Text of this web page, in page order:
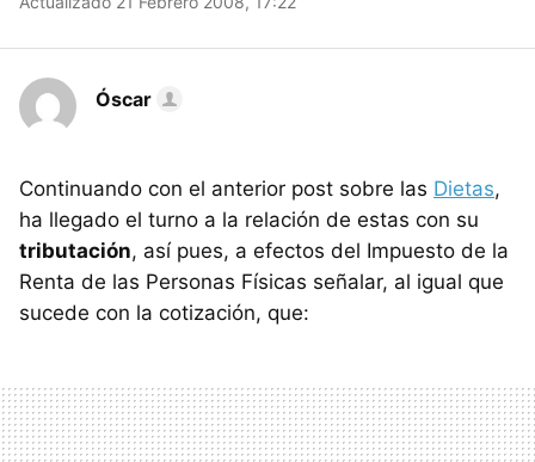
Óscar
Continuando con el anterior post sobre las Dietas,
ha llegado el turno a la relación de estas con su
tributación, así pues, a efectos del Impuesto de la
Renta de las Personas Físicas señalar, al igual que
sucede con la cotización, que: